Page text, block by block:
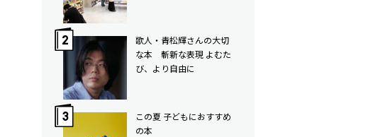
歌人・青松輝さんの大切
な本 斬新な表現 よむた
び、より自由に
この夏 子どもにおすすめ
の本